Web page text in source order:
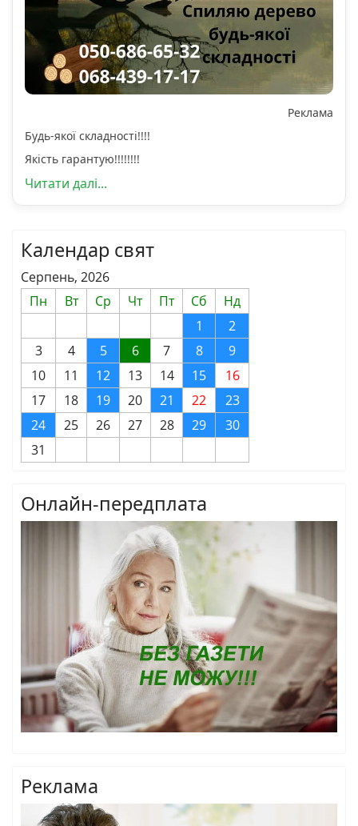
Реклама
Будь-якої складності!!!!
Якість гарантую!!!!!!!!
Читати далі...
Календар свят
Серпень, 2026
Пн
Вт Ср Чт Пт Сб
Нд
1
2
3
4 5 6 7 8
9
10
11 12 13 14 15
16
17
18 19 20 21 22
23
24
25 26 27 28 29
30
31
Онлайн-передплата
Реклама